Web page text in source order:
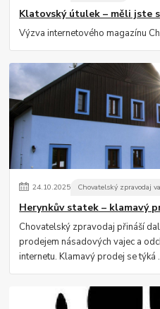
Klatovský útulek – měli jste
Výzva internetového magazínu
24.10.2025 Chovatelský zpravodaj
Herynkův statek – klamavý
Chovatelský zpravodaj přináší
prodejem násadových vajec a
internetu. Klamavý prodej se týká